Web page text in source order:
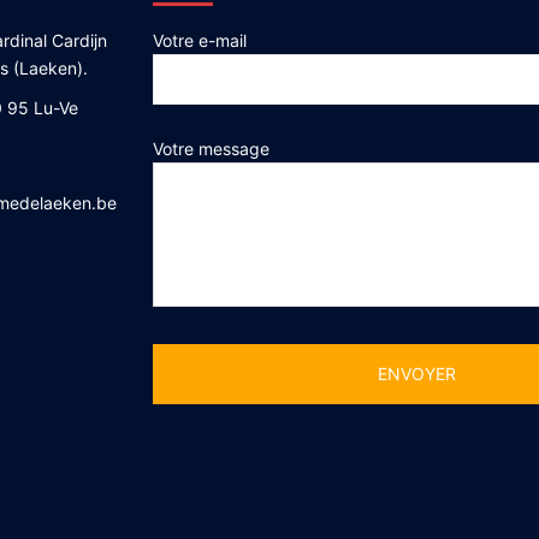
Cardijn
(Laeken).
95 Lu-Ve
Votre e-mail
Votre message